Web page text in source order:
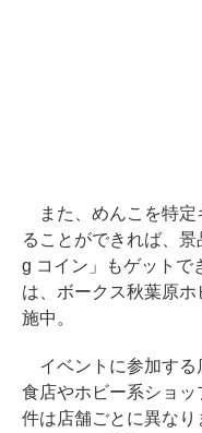
また、めんこを特定
ることができれば、
g コイン」もゲットで
は、ボークス秋葉原
施中。
イベントに参加する
食店やホビー系ショ
件は店舗ごとに異な